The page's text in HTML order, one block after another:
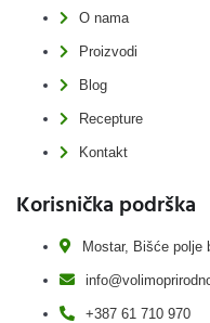
O nama
Proizvodi
Blog
Recepture
Kontakt
Korisnička podrška
Mostar, Bišće polje
+387 61 710 970